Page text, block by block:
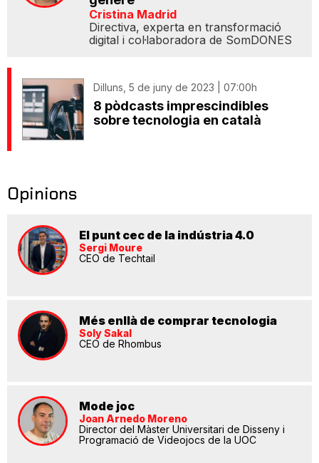
Cristina Madrid
Directiva, experta en transformació
digital i col·laboradora de SomDONES
Dilluns, 5 de juny de 2023 | 07:00h
8 pòdcasts imprescindibles
sobre tecnologia en català
Opinions
El punt cec de la indústria 4.0
Sergi Moure
CEO de Techtail
Més enllà de comprar tecnologia
Soly Sakal
CEO de Rhombus
Mode joc
Joan Arnedo Moreno
Director del Màster Universitari de Disseny i
Programació de Videojocs de la UOC